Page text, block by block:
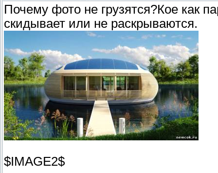
Почему фото не грузятся?Кое как
скидывает или не раскрываются.
$IMAGE2$